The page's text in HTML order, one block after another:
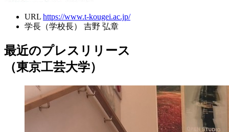
URL https://www.t-kougei.ac.jp/
学長（学校長）
吉野 弘章
最近のプレスリリース
（東京工芸大学）